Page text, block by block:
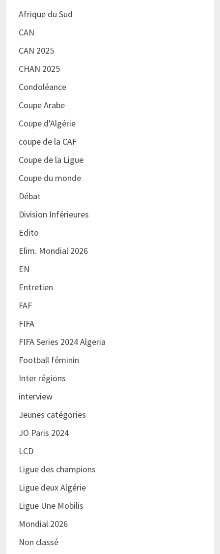
Afrique du Sud
CAN
CAN 2025
CHAN 2025
Condoléance
Coupe Arabe
Coupe d'Algérie
coupe de la CAF
Coupe de la Ligue
Coupe du monde
Débat
Division Inférieures
Edito
Elim. Mondial 2026
EN
Entretien
FAF
FIFA
FIFA Series 2024 Algeria
Football féminin
Inter régions
interview
Jeunes catégories
JO Paris 2024
LCD
Ligue des champions
Ligue deux Algérie
Ligue Une Mobilis
Mondial 2026
Non classé